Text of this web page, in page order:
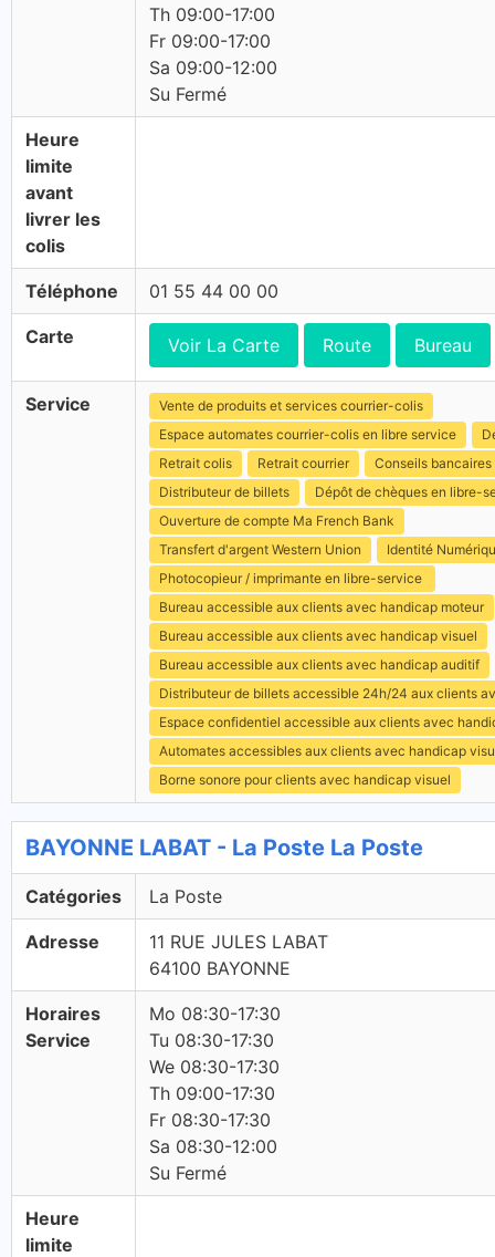
Th 09:00-17:00
Fr 09:00-17:00
Sa 09:00-12:00
Su Fermé
Heure
limite
avant
livrer les
colis
Téléphone 01 55 44 00 00
Carte Voir La Carte Route Bureau
Service
Vente de produits et services courrier-colis
Espace automates courrier-colis en libre service
Retrait colis
Retrait courrier
Conseils bancaires
Distributeur de billets
Dépôt de chèques en libre-
Ouverture de compte Ma French Bank
Transfert d'argent Western Union
Identité
Photocopieur / imprimante en libre-service
Bureau accessible aux clients avec handicap moteur
Bureau accessible aux clients avec handicap visuel
Bureau accessible aux clients avec handicap auditif
Distributeur de billets accessible 24h/24 aux clients
Espace confidentiel accessible aux clients avec
Automates accessibles aux clients avec handicap
Borne sonore pour clients avec handicap visuel
BAYONNE LABAT - La Poste La Poste
Catégories La Poste
Adresse
11 RUE JULES LABAT
64100 BAYONNE
Horaires
Service
Mo 08:30-17:30
Tu 08:30-17:30
We 08:30-17:30
Th 09:00-17:30
Fr 08:30-17:30
Sa 08:30-12:00
Su Fermé
Heure
limite